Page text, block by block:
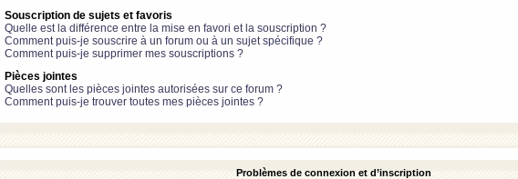
Souscription de sujets et favoris
Quelle est la différence entre la mise en favori et la souscription ?
Comment puis-je souscrire à un forum ou à un sujet spécifique ?
Comment puis-je supprimer mes souscriptions ?
Pièces jointes
Quelles sont les pièces jointes autorisées sur ce forum ?
Comment puis-je trouver toutes mes pièces jointes ?
Problèmes de connexion et d’inscription